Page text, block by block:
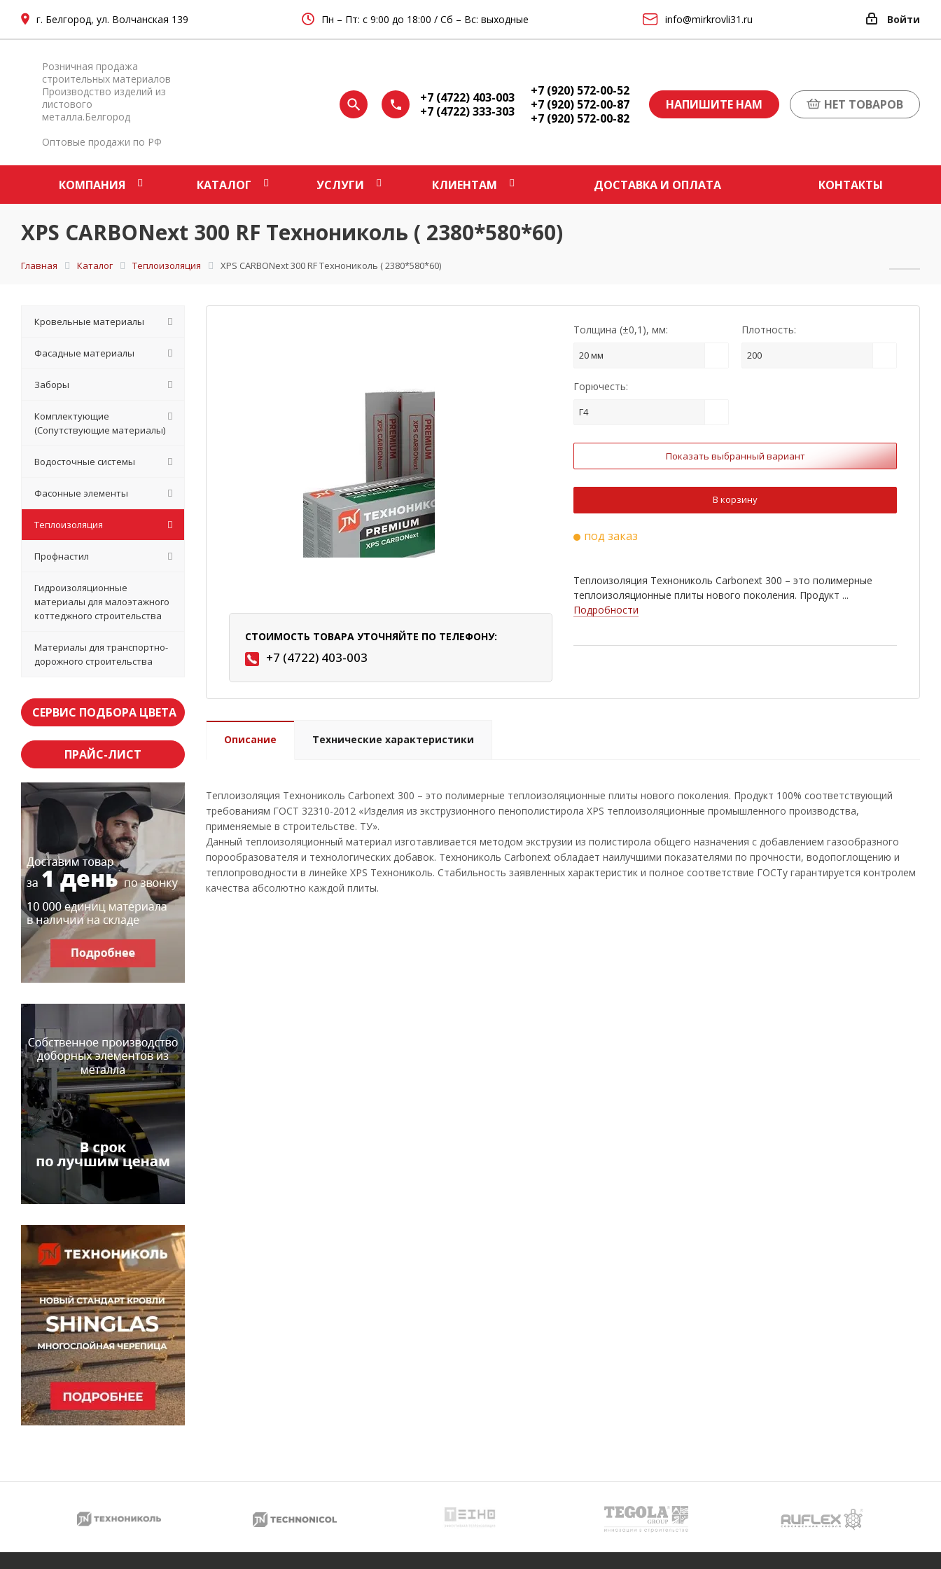
г. Белгород, ул. Волчанская 139 Пн – Пт: с 9:00 до 18:00 / Сб – Вс: выходные info@mirkrovli31.ru Войти
Розничная продажа
строительных материалов
Производство изделий из
листового
металла.Белгород
Оптовые продажи по РФ
+7 (4722) 403-003
+7 (4722) 333-303
+7 (920) 572-00-52
+7 (920) 572-00-87
+7 (920) 572-00-82
НАПИШИТЕ НАМ НЕТ ТОВАРОВ
КОМПАНИЯ КАТАЛОГ УСЛУГИ КЛИЕНТАМ ДОСТАВКА И ОПЛАТА КОНТАКТЫ
XPS CARBONext 300 RF Технониколь ( 2380*580*60)
Главная Каталог Теплоизоляция XPS CARBONext 300 RF Технониколь ( 2380*580*60)
СТОИМОСТЬ ТОВАРА УТОЧНЯЙТЕ ПО ТЕЛЕФОНУ:
+7 (4722) 403-003
Толщина (±0,1), мм:
20 мм
Плотность:
200
Горючесть:
Г4
Показать выбранный вариант
В корзину
под заказ
Теплоизоляция Технониколь Carbonext 300 – это полимерные
теплоизоляционные плиты нового поколения. Продукт ...
Подробности
Описание Технические характеристики
Теплоизоляция Технониколь Carbonext 300 – это полимерные теплоизоляционные плиты нового поколения. Продукт 100% соответствующий
требованиям ГОСТ 32310-2012 «Изделия из экструзионного пенополистирола XPS теплоизоляционные промышленного производства,
применяемые в строительстве. ТУ».
Данный теплоизоляционный материал изготавливается методом экструзии из полистирола общего назначения с добавлением газообразного
порообразователя и технологических добавок. Технониколь Carbonext обладает наилучшими показателями по прочности, водопоглощению и
теплопроводности в линейке XPS Технониколь. Стабильность заявленных характеристик и полное соответствие ГОСТу гарантируется контролем
качества абсолютно каждой плиты.
Кровельные материалы
Фасадные материалы
Заборы
Комплектующие
(Сопутствующие материалы)
Водосточные системы
Фасонные элементы
Теплоизоляция
Профнастил
Гидроизоляционные
материалы для малоэтажного
коттеджного строительства
Материалы для транспортно-
дорожного строительства
СЕРВИС ПОДБОРА ЦВЕТА
ПРАЙС-ЛИСТ